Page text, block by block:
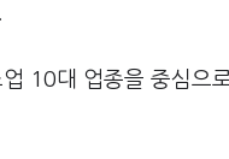
10대 업종을 중심으